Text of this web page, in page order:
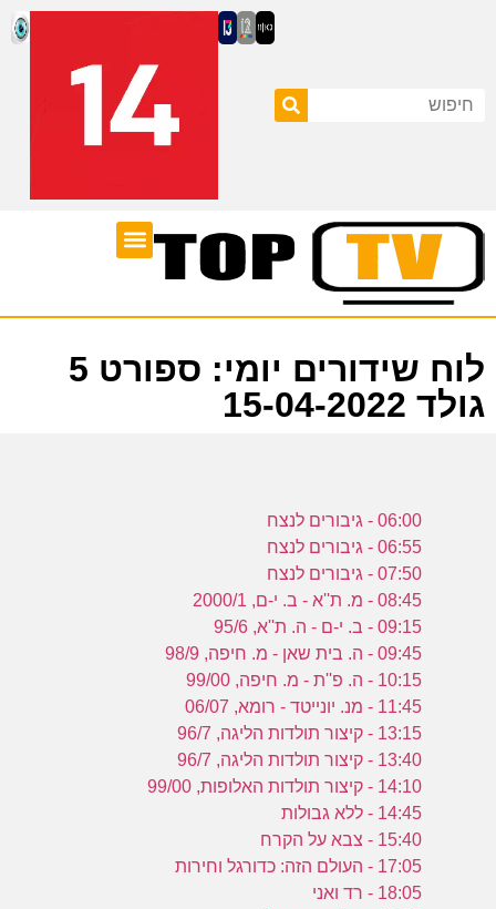
לוח שידורים יומי: ספורט 5
גולד 15-04-2022
06:00 - גיבורים לנצח
06:55 - גיבורים לנצח
07:50 - גיבורים לנצח
08:45 - מ. ת''א - ב. י-ם, 2000/1
09:15 - ב. י-ם - ה. ת''א, 95/6
09:45 - ה. בית שאן - מ. חיפה, 98/9
10:15 - ה. פ''ת - מ. חיפה, 99/00
11:45 - מנ. יונייטד - רומא, 06/07
13:15 - קיצור תולדות הליגה, 96/7
13:40 - קיצור תולדות הליגה, 96/7
14:10 - קיצור תולדות האלופות, 99/00
14:45 - ללא גבולות
15:40 - צבא על הקרח
17:05 - העולם הזה: כדורגל וחירות
18:05 - רד ואני